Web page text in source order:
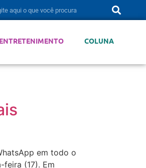
ENTRETENIMENTO COLUNA
em todo o
(17). Em